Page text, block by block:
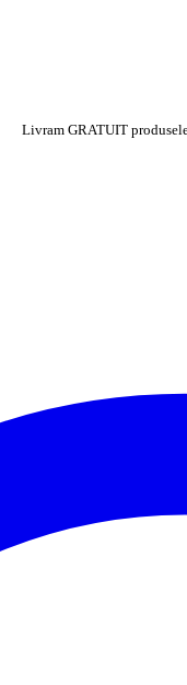
Livram GRATUIT